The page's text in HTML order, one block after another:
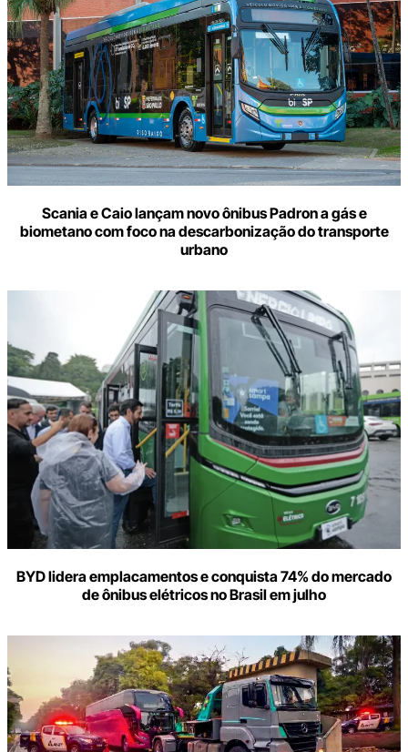
Scania e Caio lançam novo ônibus Padron a gás e
biometano com foco na descarbonização do transporte
urbano
BYD lidera emplacamentos e conquista 74% do mercado
de ônibus elétricos no Brasil em julho